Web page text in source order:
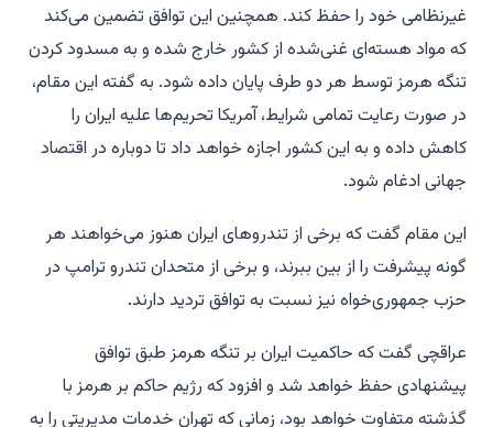
غیرنظامی خود را حفظ کند. همچنین این توافق تضمین می‌کند
که مواد هسته‌ای غنی‌شده از کشور خارج شده و به مسدود کردن
تنگه هرمز توسط هر دو طرف پایان داده شود. به گفته این مقام،
در صورت رعایت تمامی شرایط، آمریکا تحریم‌ها علیه ایران را
کاهش داده و به این کشور اجازه خواهد داد تا دوباره در اقتصاد
جهانی ادغام شود.
این مقام گفت که برخی از تندروهای ایران هنوز می‌خواهند هر
گونه پیشرفت را از بین ببرند، و برخی از متحدان تندرو ترامپ در
حزب جمهوری‌خواه نیز نسبت به توافق تردید دارند.
عراقچی گفت که حاکمیت ایران بر تنگه هرمز طبق توافق
پیشنهادی حفظ خواهد شد و افزود که رژیم حاکم بر هرمز با
گذشته متفاوت خواهد بود، زمانی که تهران خدمات مدیریتی را به